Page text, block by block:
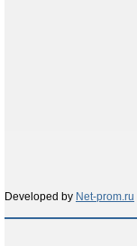
Developed by Net-prom.ru